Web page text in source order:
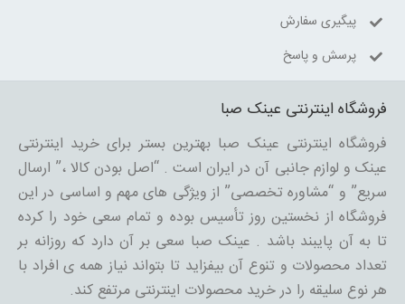
پیگیری سفارش
پرسش و پاسخ
فروشگاه اینترنتی عینک صبا
فروشگاه اینترنتی عینک صبا بهترین بستر برای خرید اینترنتی
عینک و لوازم جانبی آن در ایران است . “اصل بودن کالا ،” ارسال
سریع” و “مشاوره تخصصی” از ویژگی های مهم و اساسی در این
فروشگاه از نخستین روز تأسیس بوده و تمام سعی خود را کرده
تا به آن پایبند باشد . عینک صبا سعی بر آن دارد که روزانه بر
تعداد محصولات و تنوع آن بیفزاید تا بتواند نیاز همه ی افراد با
هر نوع سلیقه را در خرید محصولات اینترنتی مرتفع کند.